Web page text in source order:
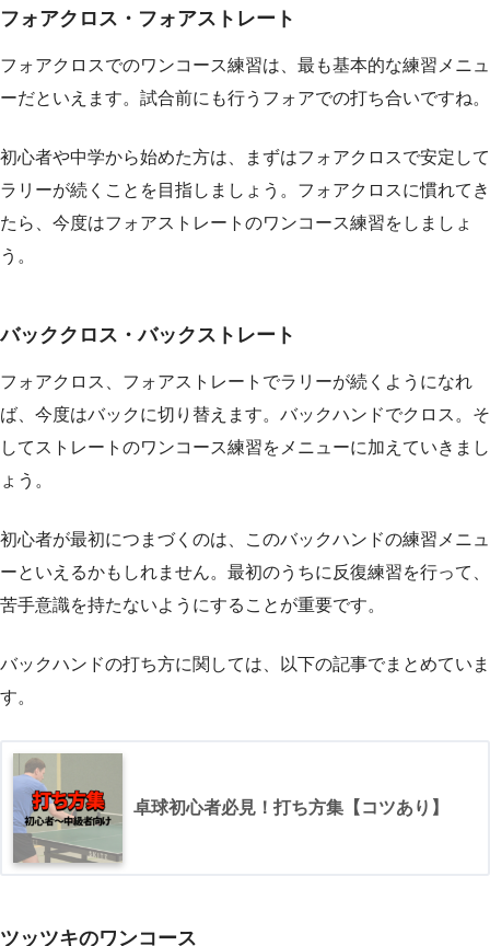
フォアクロス・フォアストレート
フォアクロスでのワンコース練習は、最も基本的な練習メニュ
ーだといえます。試合前にも行うフォアでの打ち合いですね。
初心者や中学から始めた方は、まずはフォアクロスで安定して
ラリーが続くことを目指しましょう。フォアクロスに慣れてき
たら、今度はフォアストレートのワンコース練習をしましょ
う。
バッククロス・バックストレート
フォアクロス、フォアストレートでラリーが続くようになれ
ば、今度はバックに切り替えます。バックハンドでクロス。そ
してストレートのワンコース練習をメニューに加えていきまし
ょう。
初心者が最初につまづくのは、このバックハンドの練習メニュ
ーといえるかもしれません。最初のうちに反復練習を行って、
苦手意識を持たないようにすることが重要です。
バックハンドの打ち方に関しては、以下の記事でまとめていま
す。
卓球初心者必見！打ち方集【コツあり】
ツッツキのワンコース